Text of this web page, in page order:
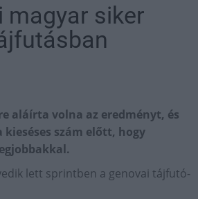
magyar siker
aláírta volna az eredményt, és
szám előtt, hogy
lett sprintben a genovai tájfutó-